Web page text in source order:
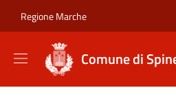
Regione Marche
Comune di